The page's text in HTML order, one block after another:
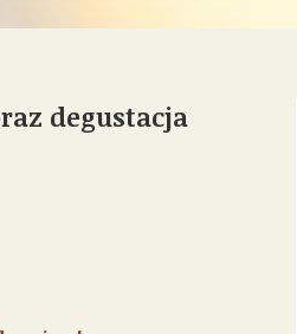
degustacja